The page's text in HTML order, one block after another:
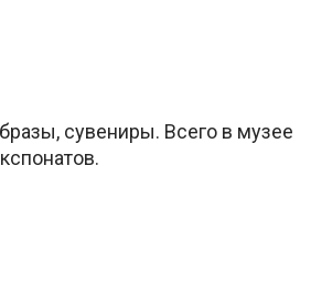
сувениры. Всего в музее